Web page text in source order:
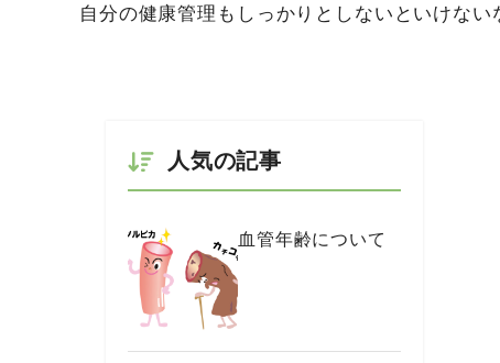
自分の健康管理もしっかりとしないといけない
人気の記事
血管年齢について